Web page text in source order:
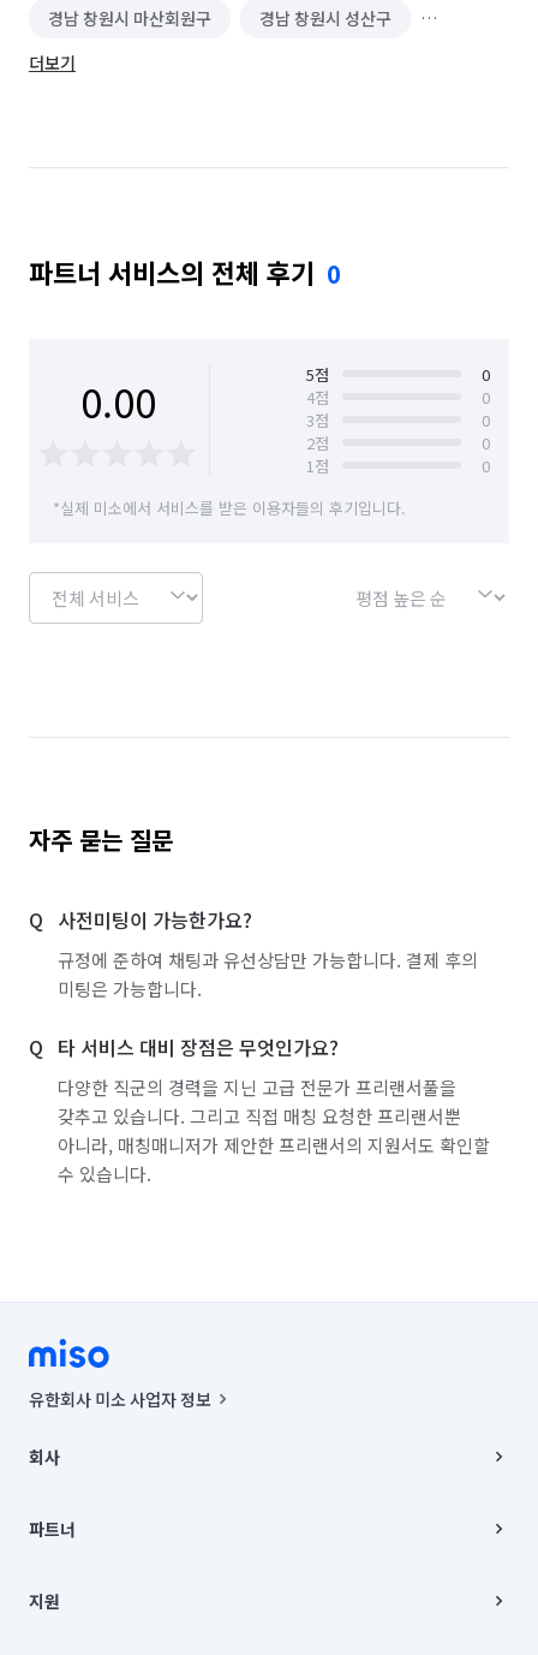
경남 창원시 마산회원구 경남 창원시 성산구
경남 창원시 의창구
부산 강서구 부산 금정구 부산 기장군
부산 부산진구 부산 북구 부산 사상구
부산 중구
부산 해운대구
더보기
파트너 서비스의 전체 후기 0
0.00 5점
0
4점
0
3점
0
2점
0
1점
0
*실제 미소에서 서비스를 받은 이용자들의 후기입니다.
자주 묻는 질문
사전미팅이 가능한가요?
규정에 준하여 채팅과 유선상담만 가능합니다. 결제 후의
미팅은 가능합니다.
타 서비스 대비 장점은 무엇인가요?
다양한 직군의 경력을 지닌 고급 전문가 프리랜서풀을
갖추고 있습니다. 그리고 직접 매칭 요청한 프리랜서뿐
아니라, 매칭매니저가 제안한 프리랜서의 지원서도 확인할
수 있습니다.
유한회사 미소 사업자 정보
00019 |
주소 | 본사: 서울특별시 종로구 율곡로 6(중학동, 트윈트리빌딩) B동 5층
컨택센터 : 서울특별시 종로구 수송동 율곡로 24, 7층, 8층 미소
상품, 상품정보, 거래에 관한 의무와 책임은 거래당사자에게 있습니다.
언론 보도 관련 문의:
회사
채용
파트너
이사
지원